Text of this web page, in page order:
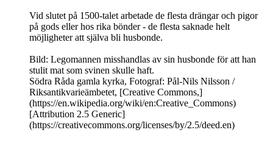
Vid slutet på 1500-talet arbetade de flesta drängar och pigor
på gods eller hos rika bönder - de flesta saknade helt
möjligheter att själva bli husbonde.
Bild: Legomannen misshandlas av sin husbonde för att han
stulit mat som svinen skulle haft.
Södra Råda gamla kyrka, Fotograf: Pål-Nils Nilsson /
Riksantikvarieämbetet, [Creative Commons,]
(https://en.wikipedia.org/wiki/en:Creative_Commons)
[Attribution 2.5 Generic]
(https://creativecommons.org/licenses/by/2.5/deed.en)